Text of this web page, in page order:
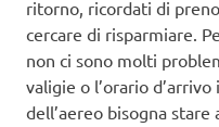
ritorno, ricordati di
cercare di risparmiare.
non ci sono molti
valigie o l’orario
dell’aereo bisogna